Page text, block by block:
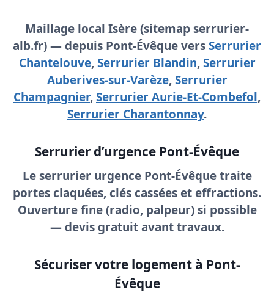
Maillage local Isère (sitemap serrurier-
alb.fr) — depuis Pont-Évêque versSerrurier
Chantelouve, Serrurier Blandin, Serrurier
Auberives-sur-Varèze, Serrurier
Champagnier, Serrurier Aurie-Et-Combefol,
Serrurier Charantonnay.
Serrurier d’urgence Pont-Évêque
Le serrurier urgence Pont-Évêquetraite
portes claquées, clés cassées et effractions.
Ouverture fine (radio, palpeur) si possible
—devis gratuitavant travaux.
Sécuriser votre logement à Pont-
Évêque